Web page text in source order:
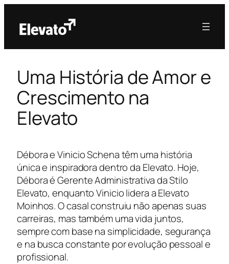
Uma História de Amor e
Crescimento na
Elevato
Débora e Vinicio Schena têm uma história
única e inspiradora dentro da Elevato. Hoje,
Débora é Gerente Administrativa da Stilo
Elevato, enquanto Vinicio lidera a Elevato
Moinhos. O casal construiu não apenas suas
carreiras, mas também uma vida juntos,
sempre com base na simplicidade, segurança
e na busca constante por evolução pessoal e
profissional.